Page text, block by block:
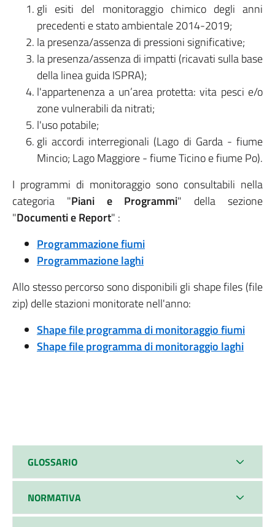
gli esiti del monitoraggio chimico degli anni
precedenti e stato ambientale 2014-2019;
la presenza/assenza di pressioni significative;
la presenza/assenza di impatti (ricavati sulla base
della linea guida ISPRA);
l'appartenenza a un’area protetta: vita pesci e/o
zone vulnerabili da nitrati;
l'uso potabile;
gli accordi interregionali (Lago di Garda - fiume
Mincio; Lago Maggiore - fiume Ticino e fiume Po).
I programmi di monitoraggio sono consultabili nella
categoria "Piani e Programmi" della sezione
"Documenti e Report" :
Programmazione fiumi
Programmazione laghi
Allo stesso percorso sono disponibili gli shape files (file
zip) delle stazioni monitorate nell'anno:
Shape file programma di monitoraggio fiumi
Shape file programma di monitoraggio laghi
GLOSSARIO
NORMATIVA